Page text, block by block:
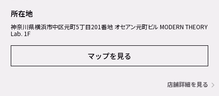
所在地
神奈川県横浜市中区元町5丁⽬201番地 オセアン元町ビル MODERN THEORY
Lab. 1F
マップを見る
店舗詳細を見る